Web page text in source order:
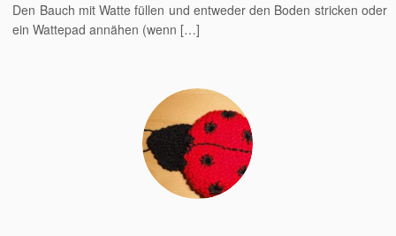
Den Bauch mit Watte füllen und entweder den Boden stricken oder
ein Wattepad annähen (wenn […]